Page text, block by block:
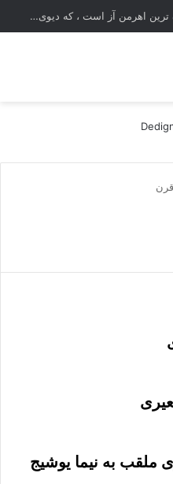
بزرگمهر : زورمندترین و پر گزنده ترین اهرمن آز است ، که دیوی است ستمکار و دیر ساز
قرن
ملقب به نیما یوشیج